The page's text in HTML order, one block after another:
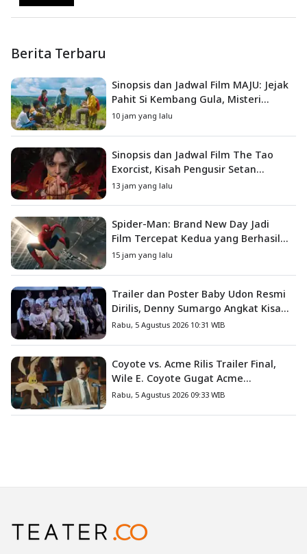
Berita Terbaru
Sinopsis dan Jadwal Film MAJU: Jejak
Pahit Si Kembang Gula, Misteri
Hilangnya Bagas di Lokasi Jambore
10 jam yang lalu
Sinopsis dan Jadwal Film The Tao
Exorcist, Kisah Pengusir Setan
Melawan Kutukan Mematikan
13 jam yang lalu
Spider-Man: Brand New Day Jadi
Film Tercepat Kedua yang Berhasil
Tembus US$1 Miliar
15 jam yang lalu
Trailer dan Poster Baby Udon Resmi
Dirilis, Denny Sumargo Angkat Kisah
Nyata Fanny Kondoh
Rabu, 5 Agustus 2026 10:31 WIB
Coyote vs. Acme Rilis Trailer Final,
Wile E. Coyote Gugat Acme
Corporation ke Pengadilan
Rabu, 5 Agustus 2026 09:33 WIB